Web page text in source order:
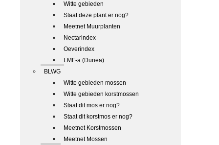
Witte gebieden
Staat deze plant er nog?
Meetnet Muurplanten
Nectarindex
Oeverindex
LMF-a (Dunea)
BLWG
Witte gebieden mossen
Witte gebieden korstmossen
Staat dit mos er nog?
Staat dit korstmos er nog?
Meetnet Korstmossen
Meetnet Mossen